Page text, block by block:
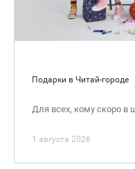
Подарки в Читай-городе
Для всех, кому скоро в
1 августа 2026